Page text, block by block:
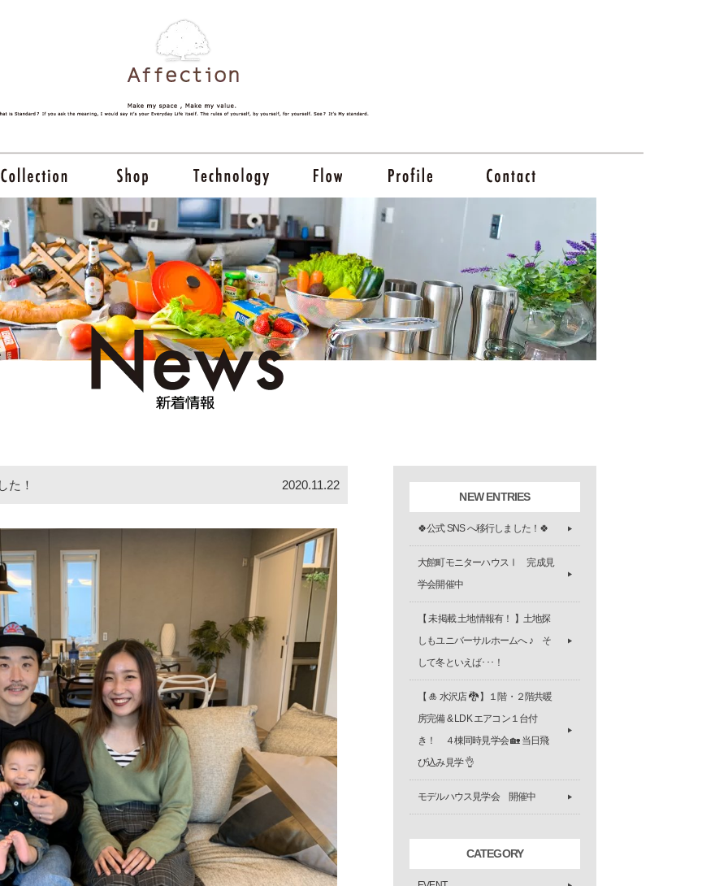
た！ 2020.11.22
NEW ENTRIES
🍀公式 SNS へ移行しました！🍀
大館町モニターハウスⅠ 完成見
学会開催中
【 未掲載 土地情報有！ 】土地探
しもユニバーサルホームへ ♪ そ
して冬といえば･･･！
【 🎍 水沢店 🐉 】１階・２階共暖
房完備 & LDK エアコン１台付
き！ ４棟同時見学会 🏡 当日飛
び込み見学 👌
モデルハウス見学会 開催中
CATEGORY